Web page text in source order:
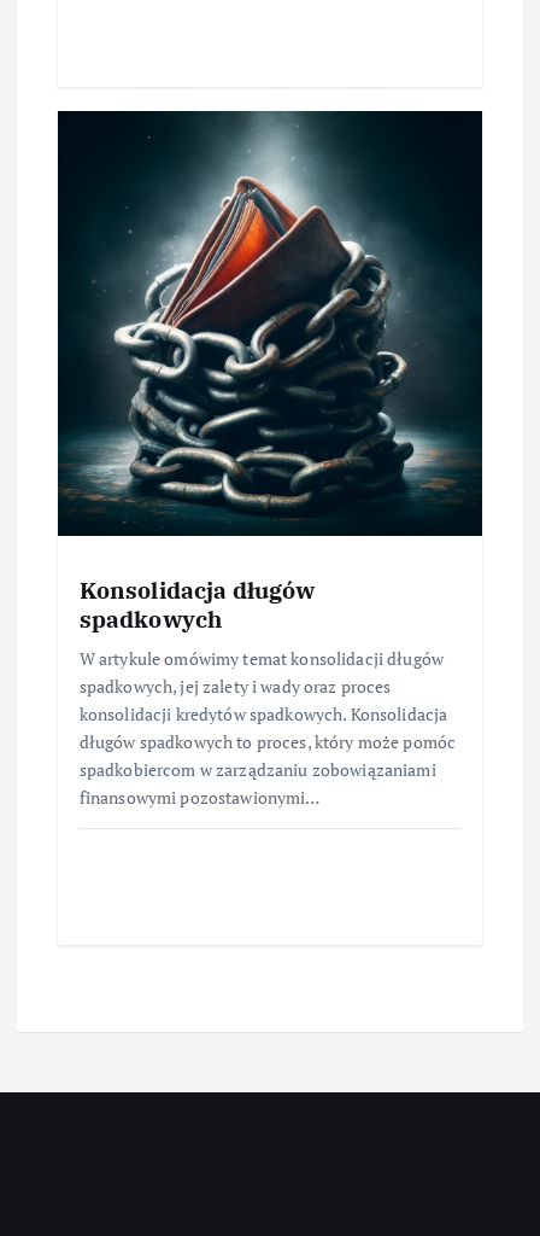
Konsolidacja długów
spadkowych
W artykule omówimy temat konsolidacji długów
spadkowych, jej zalety i wady oraz proces
konsolidacji kredytów spadkowych. Konsolidacja
długów spadkowych to proces, który może pomóc
spadkobiercom w zarządzaniu zobowiązaniami
finansowymi pozostawionymi…